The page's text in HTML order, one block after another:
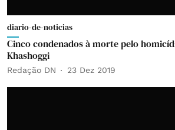
diario-de-noticias
Cinco condenados à morte pelo
Khashoggi
Redação DN 23 Dez 2019